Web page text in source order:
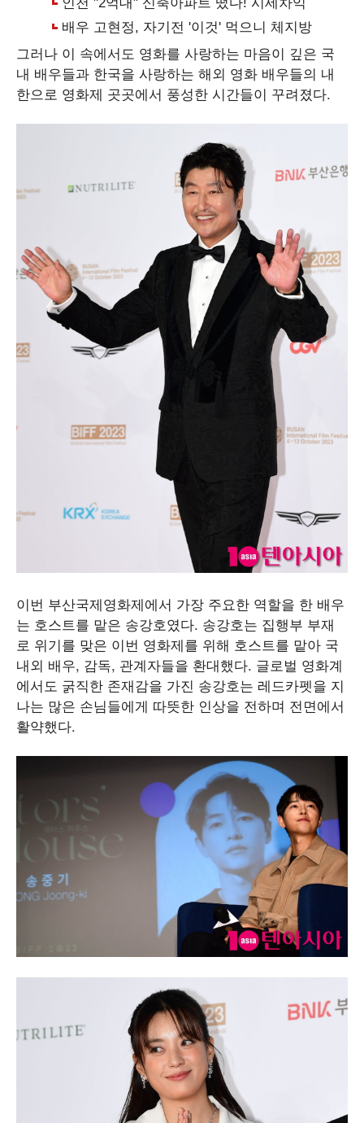
그러나 이 속에서도 영화를 사랑하는 마음이 깊은 국
내 배우들과 한국을 사랑하는 해외 영화 배우들의 내
한으로 영화제 곳곳에서 풍성한 시간들이 꾸려졌다.
이번 부산국제영화제에서 가장 주요한 역할을 한 배우
는 호스트를 맡은 송강호였다. 송강호는 집행부 부재
로 위기를 맞은 이번 영화제를 위해 호스트를 맡아 국
내외 배우, 감독, 관계자들을 환대했다. 글로벌 영화계
에서도 굵직한 존재감을 가진 송강호는 레드카펫을 지
나는 많은 손님들에게 따뜻한 인상을 전하며 전면에서
활약했다.